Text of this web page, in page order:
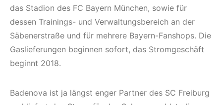
das Stadion des FC Bayern München, sowie für
dessen Trainings- und Verwaltungsbereich an der
Säbenerstraße und für mehrere Bayern-Fanshops. Die
Gaslieferungen beginnen sofort, das Stromgeschäft
beginnt 2018.
Badenova ist ja längst enger Partner des SC Freiburg